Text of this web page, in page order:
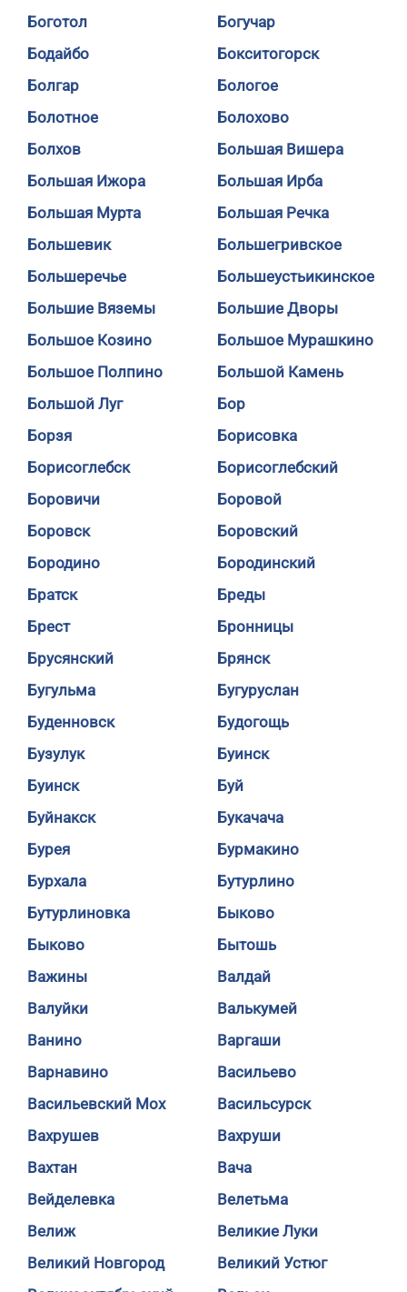
Боготол
Богучар
Бодайбо
Бокситогорск
Болгар
Бологое
Болотное
Болохово
Болхов
Большая Вишера
Большая Ижора
Большая Ирба
Большая Мурта
Большая Речка
Большевик
Большегривское
Большеречье
Большеустьикинское
Большие Вяземы
Большие Дворы
Большое Козино
Большое Мурашкино
Большое Полпино
Большой Камень
Большой Луг
Бор
Борзя
Борисовка
Борисоглебск
Борисоглебский
Боровичи
Боровой
Боровск
Боровский
Бородино
Бородинский
Братск
Бреды
Брест
Бронницы
Брусянский
Брянск
Бугульма
Бугуруслан
Буденновск
Будогощь
Бузулук
Буинск
Буинск
Буй
Буйнакск
Букачача
Бурея
Бурмакино
Бурхала
Бутурлино
Бутурлиновка
Быково
Быково
Бытошь
Важины
Валдай
Валуйки
Валькумей
Ванино
Варгаши
Варнавино
Васильево
Васильевский Мох
Васильсурск
Вахрушев
Вахруши
Вахтан
Вача
Вейделевка
Велетьма
Велиж
Великие Луки
Великий Новгород
Великий Устюг